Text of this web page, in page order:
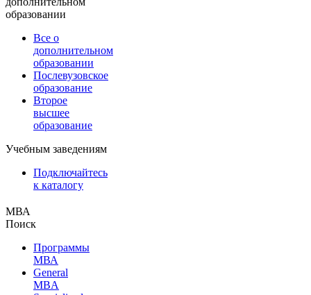
образовании
Все о
дополнительном
образовании
Послевузовское
образование
Второе
высшее
образование
Учебным заведениям
Подключайтесь
к каталогу
МВА
Поиск
Программы
МВА
General
MBA